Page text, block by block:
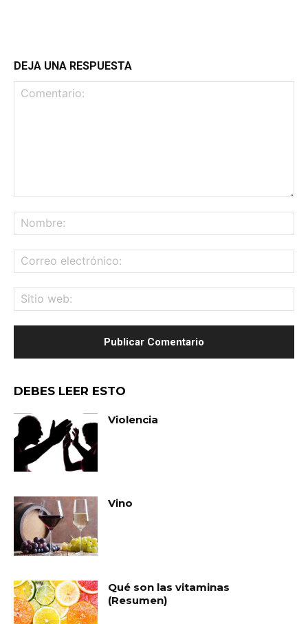
DEJA UNA RESPUESTA
DEBES LEER ESTO
Violencia
Vino
Qué son las vitaminas
(Resumen)